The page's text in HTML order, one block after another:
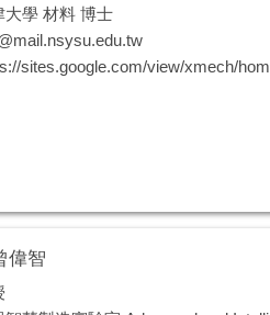
學 材料 博士
sites.google.com/view/xmech/
偉智